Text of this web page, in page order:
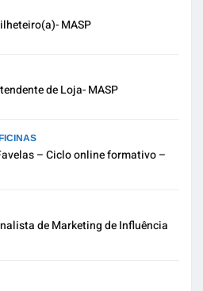
MASP
de Loja- MASP
– Ciclo online formativo –
de Marketing de Influência